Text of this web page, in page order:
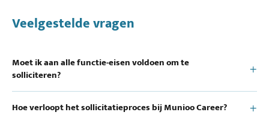
Veelgestelde vragen
Moet ik aan alle functie-eisen voldoen om te
solliciteren?
Hoe verloopt het sollicitatieproces bij Munioo Career?